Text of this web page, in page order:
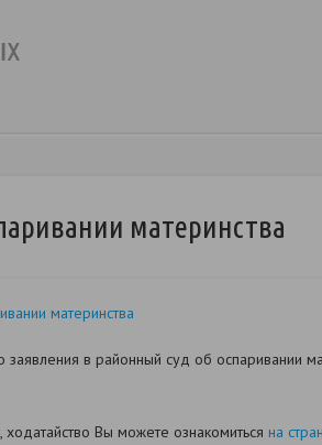
материнства
материнства
в районный суд об оспаривании
Вы можете ознакомиться на